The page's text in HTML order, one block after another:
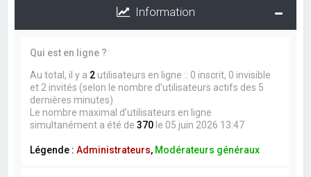
Information
Qui est en ligne ?
Au total, il y a 2 utilisateurs en ligne :: 0 inscrit, 0 invisible
et 2 invités (selon le nombre d’utilisateurs actifs des 5
dernières minutes)
Le nombre maximal d’utilisateurs en ligne
simultanément a été de370 le 05 juin 2026 13:47
Légende :Administrateurs, Modérateurs généraux